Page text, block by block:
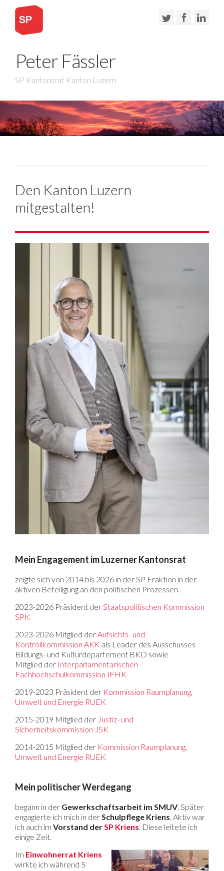
Peter Fässler
SP Kantonsrat Kanton Luzern
Den Kanton Luzern
mitgestalten!
Mein Engagement im Luzerner Kantonsrat
zeigte sich von 2014 bis 2026 in der SP Fraktion in der
aktiven Beteiligung an den politischen Prozessen.
2023-2026 Präsident derStaatspolitischen Kommission
SPK
2023-2026 Mitglied derAufsichts- und
Kontrollkommission AKK als Leader des Ausschusses
Bildungs- und Kulturdepartement BKD sowie
Mitglied der Interparlamentarischen
Fachhochschulkommission IFHK
2019-2023 Präsident der Kommission Raumplanung,
Umwelt und Energie RUEK
2015-2019 Mitglied der Justiz- und
Sicherheitskommission JSK
2014-2015 Mitglied der Kommission Raumplanung,
Umwelt und Energie RUEK
Mein politischer Werdegang
begann in der Gewerkschaftsarbeit im SMUV. Später
engagierte ich mich in derSchulpflege Kriens. Aktiv war
ich auch im Vorstand derSP Kriens. Diese leitete ich
einige Zeit.
Im Einwohnerrat Kriens
wirkte ich während 5